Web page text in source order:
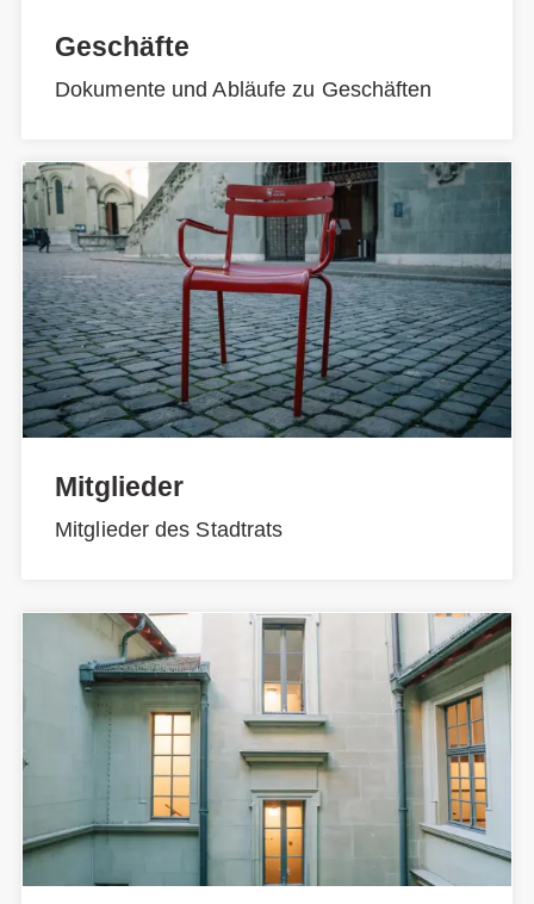
Geschäfte
Dokumente und Abläufe zu Geschäften
Mitglieder
Mitglieder des Stadtrats